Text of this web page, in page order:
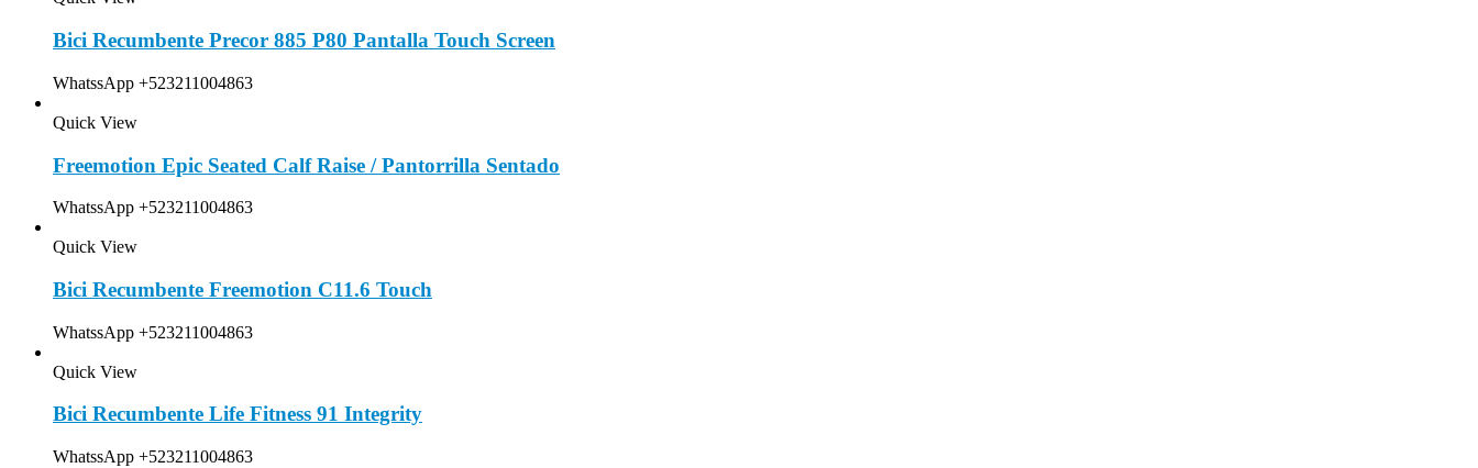
Bici Recumbente Precor 885 P80 Pantalla Touch Screen
WhatssApp +523211004863
Quick View
Freemotion Epic Seated Calf Raise / Pantorrilla Sentado
WhatssApp +523211004863
Quick View
Bici Recumbente Freemotion C11.6 Touch
WhatssApp +523211004863
Quick View
Bici Recumbente Life Fitness 91 Integrity
WhatssApp +523211004863